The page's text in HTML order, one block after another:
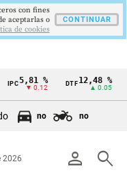
%
▼ 0.12
DTF 12,48 %
▲ 0.05
UVR
no no
person search
2026
con fines
aceptarlas o
de cookies
CONTINUAR